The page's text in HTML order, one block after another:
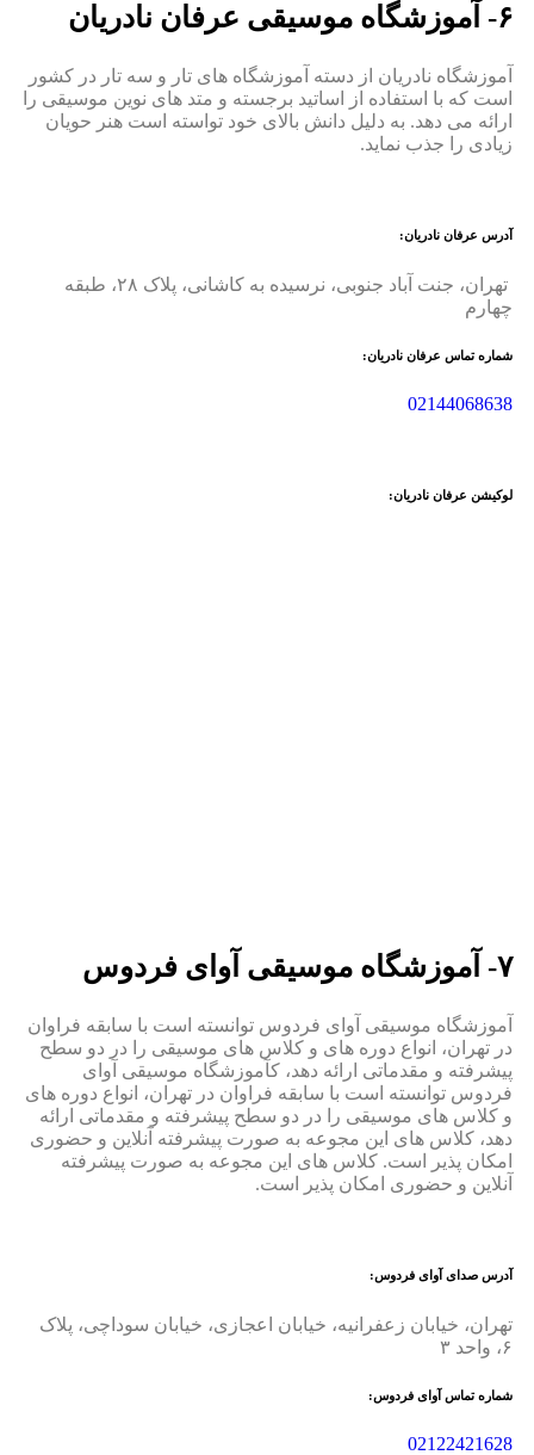
۶- آموزشگاه موسیقی عرفان نادریان
آموزشگاه نادریان از دسته آموزشگاه های تار و سه تار در کشور
است که با استفاده از اساتید برجسته و متد های نوین موسیقی را
ارائه می دهد. به دلیل دانش بالای خود تواسته است هنر حویان
زیادی را جذب نماید.
آدرس عرفان نادریان:
تهران، جنت‌ آباد جنوبی، نرسیده به کاشانی، پلاک ۲۸، طبقه
چهارم
شماره تماس عرفان نادریان:
02144068638
لوکیشن عرفان نادریان:
۷- آموزشگاه موسیقی آوای فردوس
آموزشگاه موسیقی آوای فردوس توانسته است با سابقه فراوان
در تهران، انواع دوره های و کلاس های موسیقی را در دو سطح
پیشرفته و مقدماتی ارائه دهد، کآموزشگاه موسیقی آوای
فردوس توانسته است با سابقه فراوان در تهران، انواع دوره های
و کلاس های موسیقی را در دو سطح پیشرفته و مقدماتی ارائه
دهد، کلاس های این مجوعه به صورت پیشرفته آنلاین و حضوری
امکان پذیر است. کلاس های این مجوعه به صورت پیشرفته
آنلاین و حضوری امکان پذیر است.
آدرس صدای آوای فردوس:
تهران، خیابان زعفرانیه، خیابان اعجازی، خیابان سوداچی، پلاک
۶، واحد ۳
شماره تماس آوای فردوس:
02122421628